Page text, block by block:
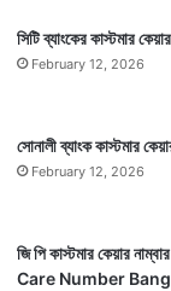
সিটি ব্যাংকের কাস্টমার
February 12, 2026
সোনালী ব্যাংক কাস্টমার
February 12, 2026
জি পি কাস্টমার কেয়ার
Care Number